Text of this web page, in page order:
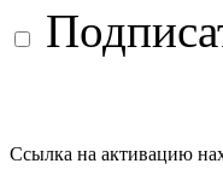
Ссылка на активацию